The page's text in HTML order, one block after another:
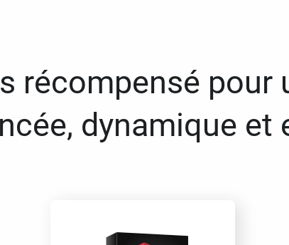
récompensé pour
dynamique et